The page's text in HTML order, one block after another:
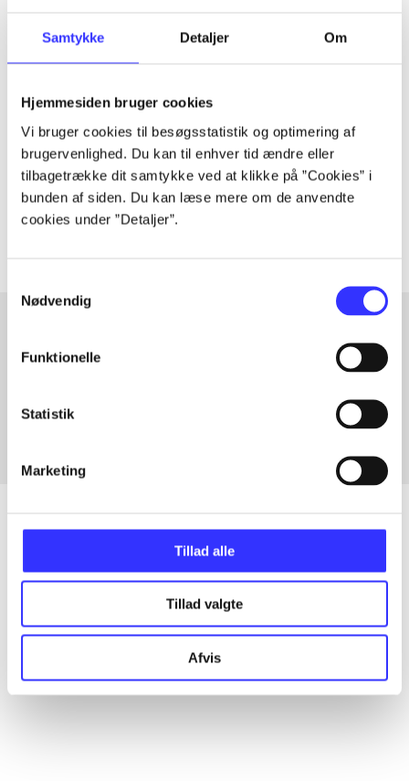
Samtykke Detaljer Om
Hjemmesiden bruger cookies
Vi bruger cookies til besøgsstatistik og optimering af
brugervenlighed. Du kan til enhver tid ændre eller
tilbagetrække dit samtykke ved at klikke på ”Cookies” i
bunden af siden. Du kan læse mere om de anvendte
cookies under ”Detaljer”.
Nødvendig
Funktionelle
Statistik
Marketing
Tillad alle
Tillad valgte
Afvis
Artiklen er en del af
lorem ipsum dolor sit amet ...
Tidsskrift
Artiklerne i handler ofte om
Artikler med samme emner
Artikler
Alle registrerede artikler fordelt på udgivelser